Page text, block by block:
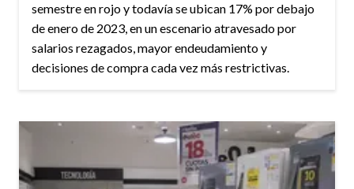
semestre en rojo y todavía se ubican 17% por debajo
de enero de 2023, en un escenario atravesado por
salarios rezagados, mayor endeudamiento y
decisiones de compra cada vez más restrictivas.